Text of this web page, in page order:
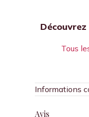
Tous
Informations
Avis